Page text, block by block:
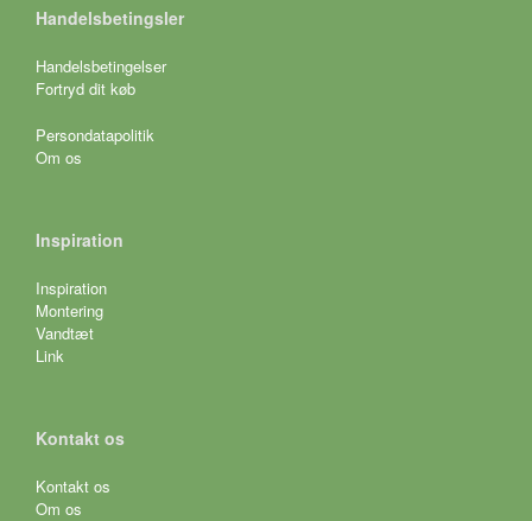
Handelsbetingsler
Handelsbetingelser
Fortryd dit køb
Persondatapolitik
Om os
Inspiration
Inspiration
Montering
Vandtæt
Link
Kontakt os
Kontakt os
Om os